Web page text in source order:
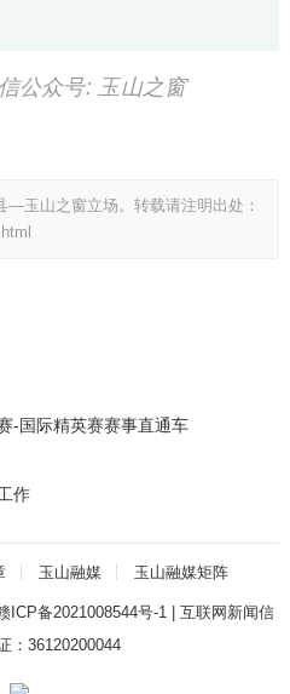
公众号: 玉山之窗
—玉山之窗立场。转载请注明出处：
-国际精英赛赛事直通车
作
玉山融媒 玉山融媒矩阵
ICP备2021008544号-1| 互联网新闻信
：36120200044